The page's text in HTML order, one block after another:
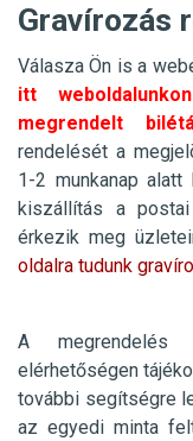
Gravírozás
Válasza Ön is a
itt
megrendelt
rendelését a
1-2 munkanap
kiszállítás a
érkezik meg
oldalra tudunk
A megrendelés
elérhetőségen
további segítségre
az egyedi minta